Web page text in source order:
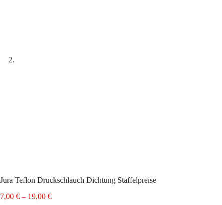
Jura Teflon Druckschlauch Dichtung Staffelpreise
7,00 € – 19,00 €Preisspanne: